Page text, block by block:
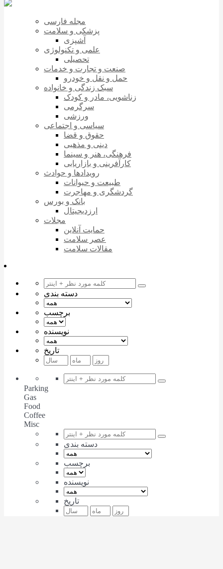
مجله فارسی
پزشکی و سلامت
آشپزی
علمی و تکنولوژی
تحصیلی
صنعت و تجارت و خدمات
حمل و نقل و خودرو
سبک زندگی و خانواده
زناشویی، مادر و کودک
سرگرمی
ورزشی
سیاسی و اجتماعی
حقوق و قضا
دینی و مذهبی
فرهنگی، هنر و سینما
کارآفرینی و بازاریابی
رویدادها و حوادث
طبیعت و حیوانات
گردشگری و مهاجرت
بانک و بورس
ارزدیجیتال
مجلات
حمایت آنلاین
عصر سلامت
مقالات سلامت
دسته بندی
برچسب
نویسنده
تاریخ
Parking
Gas
Food
Coffee
Misc
دسته بندی
برچسب
نویسنده
تاریخ